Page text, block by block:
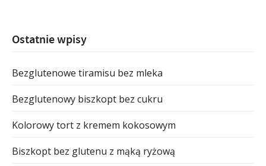
Ostatnie wpisy
Bezglutenowe tiramisu bez mleka
Bezglutenowy biszkopt bez cukru
Kolorowy tort z kremem kokosowym
Biszkopt bez glutenu z mąką ryżową